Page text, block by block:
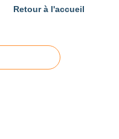
Retour à l'accueil